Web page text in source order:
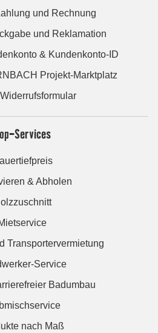
und Rechnung
und Reklamation
& Kundenkonto-ID
Projekt-Marktplatz
Services
& Abholen
Transportervermietung
Service
Badumbau
nach Maß